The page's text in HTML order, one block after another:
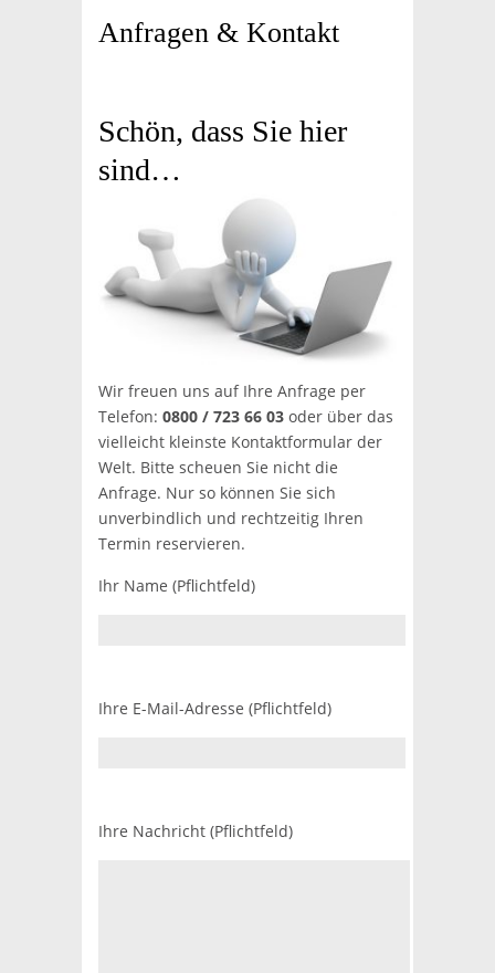
Anfragen & Kontakt
Schön, dass Sie hier
sind…
Wir freuen uns auf Ihre Anfrage per
Telefon: 0800 / 723 66 03 oder über das
vielleicht kleinste Kontaktformular der
Welt. Bitte scheuen Sie nicht die
Anfrage. Nur so können Sie sich
unverbindlich und rechtzeitig Ihren
Termin reservieren.
Ihr Name (Pflichtfeld)
Ihre E-Mail-Adresse (Pflichtfeld)
Ihre Nachricht (Pflichtfeld)